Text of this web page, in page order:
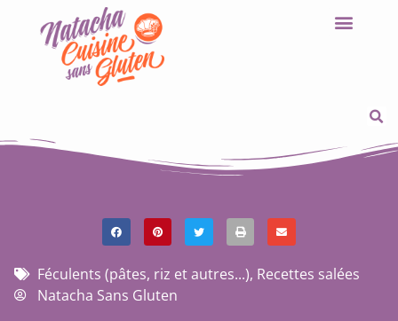
Féculents (pâtes, riz et autres...), Recettes salées
Natacha Sans Gluten